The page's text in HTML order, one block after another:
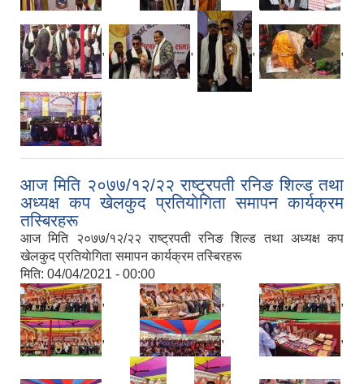
, , , ,
आज मिति २०७७/१२/२२ राष्ट्रपती रनिङ शिल्ड तथा
अध्यक्ष कप खेलकुद प्रतियाेगिता समापन कार्यक्रम
तस्बिरहरू
आज मिति २०७७/१२/२२ राष्ट्रपती रनिङ शिल्ड तथा अध्यक्ष कप
खेलकुद प्रतियाेगिता समापन कार्यक्रम तस्बिरहरू
मिति: 04/04/2021 - 00:00
,
, ,
, , ,